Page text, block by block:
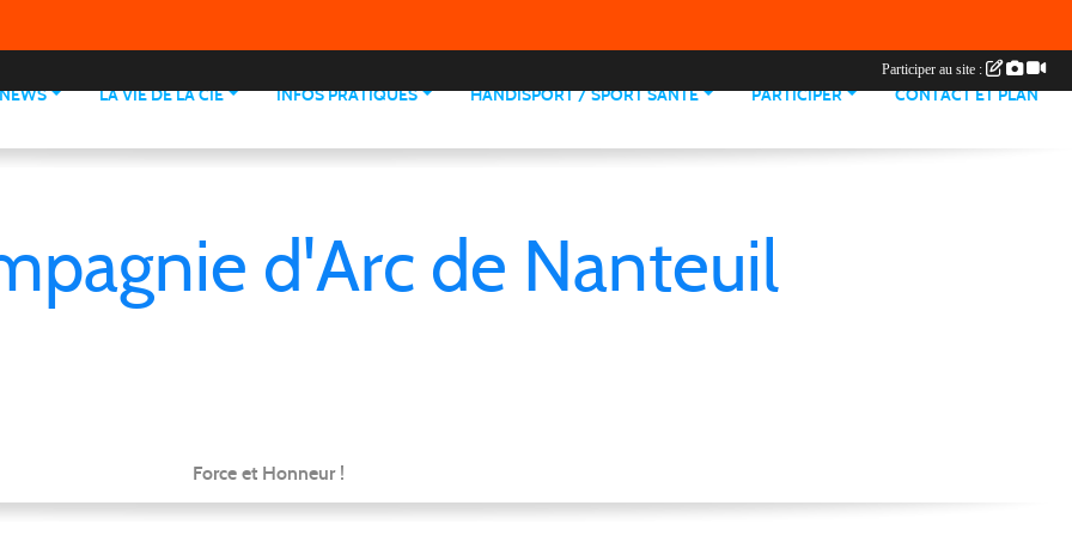
NEWS LA VIE DE LA CIE INFOS PRATIQUES HANDISPORT / SPORT SANTE PARTICIPER CONTACT ET PLAN
d'Arc de Nanteuil
Force et Honneur !